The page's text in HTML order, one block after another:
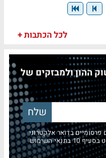
לכל הכתבות +
ההון ולמבזקים של
פרסומיים בדואר אלקטרוני
השימוש